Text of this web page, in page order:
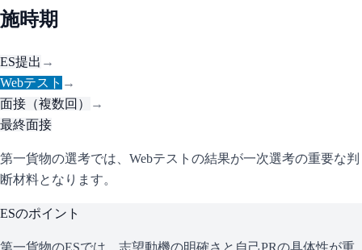
施時期
ES提出 →
Webテスト →
面接（複数回）
→
最終面接
第一貨物の選考では、Webテストの結果が一次選考の重要な判
断材料となります。
ESのポイント